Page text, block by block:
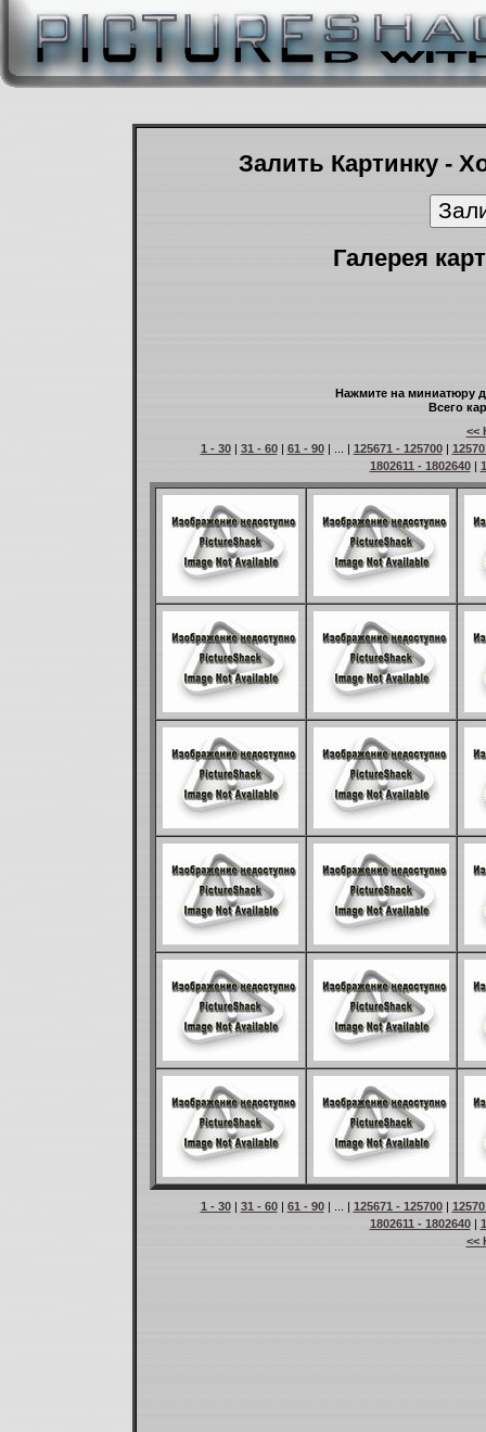
Залить Картинку -
Галерея
Нажмите на миниатюру
Всего
<<
1 - 30| 31 - 60| 61 - 90| ... | 125671 - 125700|
1802611 - 1802640|
1 - 30| 31 - 60| 61 - 90| ... | 125671 - 125700|
1802611 - 1802640|
<<